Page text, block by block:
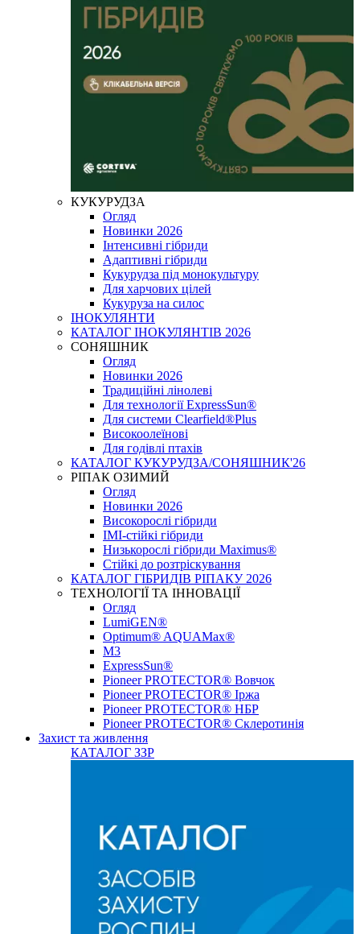
КУКУРУДЗА
Огляд
Новинки 2026
Інтенсивні гібриди
Адаптивні гібриди
Кукурудза під монокультуру
Для харчових цілей
Кукуруза на силос
ІНОКУЛЯНТИ
КАТАЛОГ ІНОКУЛЯНТІВ 2026
СОНЯШНИК
Огляд
Новинки 2026
Традиційні лінолеві
Для технології ExpressSun®
Для системи Clearfield®Plus
Високоолеїнові
Для годівлі птахів
КАТАЛОГ КУКУРУДЗА/СОНЯШНИК'26
РІПАК ОЗИМИЙ
Огляд
Новинки 2026
Високорослі гібриди
IMI-стійкі гібриди
Низькорослі гібриди Maximus®
Стійкі до розтріскування
КАТАЛОГ ГІБРИДІВ РІПАКУ 2026
ТЕХНОЛОГІЇ ТА ІННОВАЦІЇ
Огляд
LumiGEN®
Optimum® AQUAMax®
М3
ExpressSun®
Pioneer PROTECTOR® Вовчок
Pioneer PROTECTOR® Іржа
Pioneer PROTECTOR® НБР
Pioneer PROTECTOR® Склеротинія
Захист та живлення
КАТАЛОГ ЗЗР